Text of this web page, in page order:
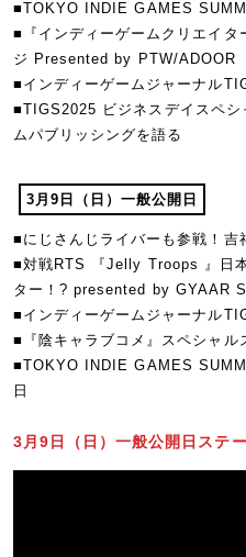
■TOKYO INDIE GAMES
■『インディーゲームクリエイタ
ジ Presented by PTW/ADOOR
■インディーゲームジャーナル
■TIGS2025 ビジネスデイスペ
ムパブリッシングを語る
3月9日（日）一般公開日
■にじさんじライバーも参戦！
■対戦RTS 『Jelly Troops 』日
ター！? presented by GYAAR
■インディーゲームジャーナル
■『陰キャラブコメ』スペシャル
■TOKYO INDIE GAMES
日
3月9日（日）一般公開日ステ